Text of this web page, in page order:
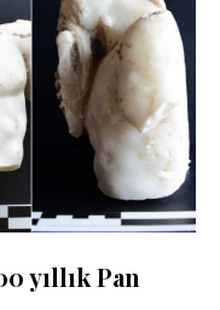
yıllık Pan